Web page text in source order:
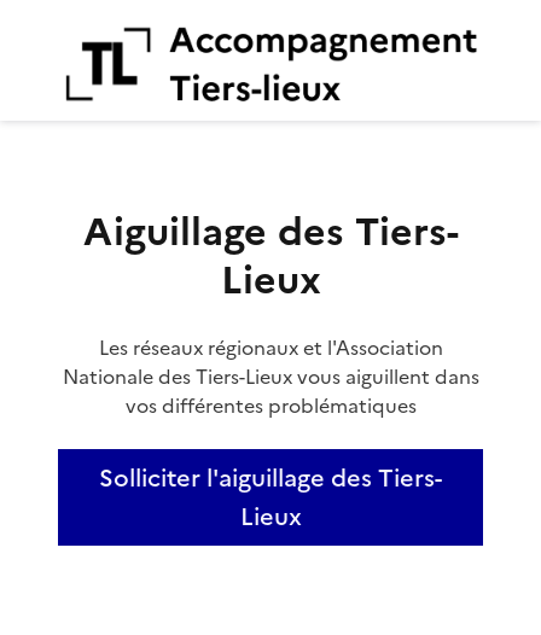
Aiguillage des Tiers-Lieux
Aiguillage des Tiers-
Lieux
Les réseaux régionaux et l'Association
Nationale des Tiers-Lieux vous aiguillent dans
vos différentes problématiques
Solliciter l'aiguillage des Tiers-
Lieux